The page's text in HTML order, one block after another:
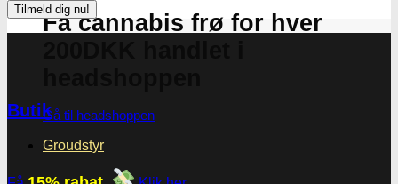
Få cannabis frø for hver
Gå til headshoppen
Groudstyr
Butik